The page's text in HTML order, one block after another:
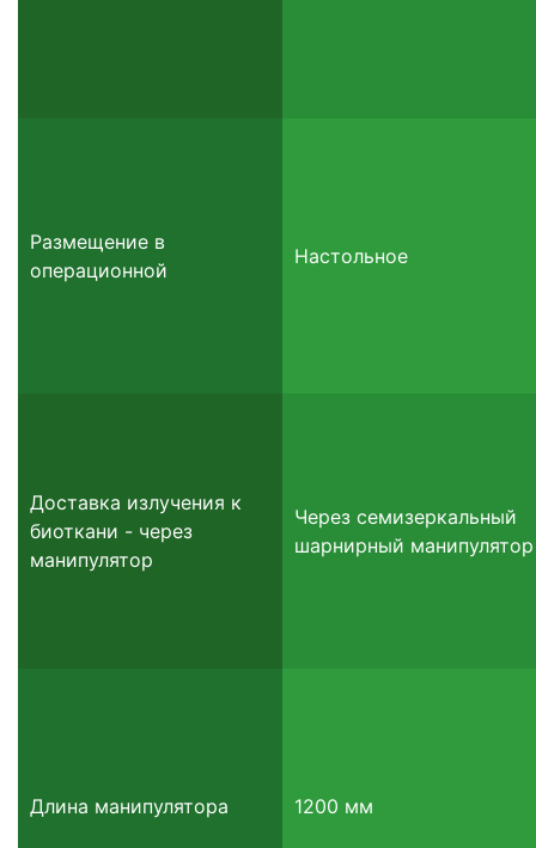
Размещение в
операционной
Настольное
Доставка излучения к
биоткани - через
манипулятор
Через семизеркальный
шарнирный манипулятор
Длина манипулятора 1200 мм